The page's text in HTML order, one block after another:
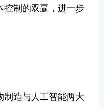
控制的双赢，进一步
制造与人工智能两大